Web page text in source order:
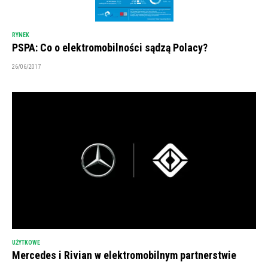
RYNEK
PSPA: Co o elektromobilności sądzą Polacy?
26/06/2017
UŻYTKOWE
Mercedes i Rivian w elektromobilnym partnerstwie